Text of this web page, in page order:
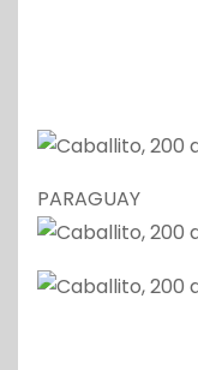
PARAGUAY